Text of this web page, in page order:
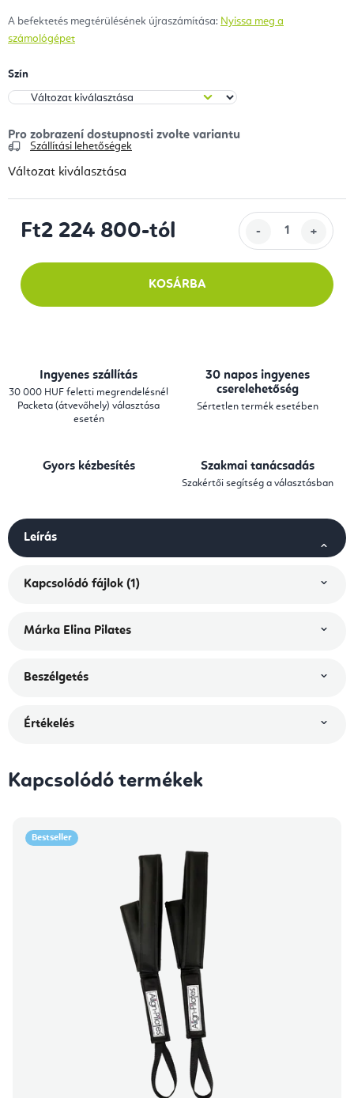
A befektetés megtérülésének újraszámítása: Nyissa meg a
számológépet
Szín
Szállítási lehetőségek
Változat kiválasztása
Ft2 224 800-tól
KOSÁRBA
Ingyenes szállítás
30 000 HUF feletti megrendelésnél
Packeta (átvevőhely) választása
esetén
30 napos ingyenes
cserelehetőség
Sértetlen termék esetében
Gyors kézbesítés Szakmai tanácsadás
Szakértői segítség a választásban
Leírás
Kapcsolódó fájlok (1)
Márka Elina Pilates
Beszélgetés
Értékelés
Kapcsolódó termékek
Bestseller